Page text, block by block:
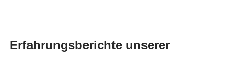
Erfahrungsberichte unserer